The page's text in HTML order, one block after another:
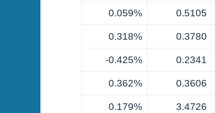
0.5105
0.059%
0.3780
0.318%
0.2341
0.425%-
0.3606
0.362%
3.4726
0.179%